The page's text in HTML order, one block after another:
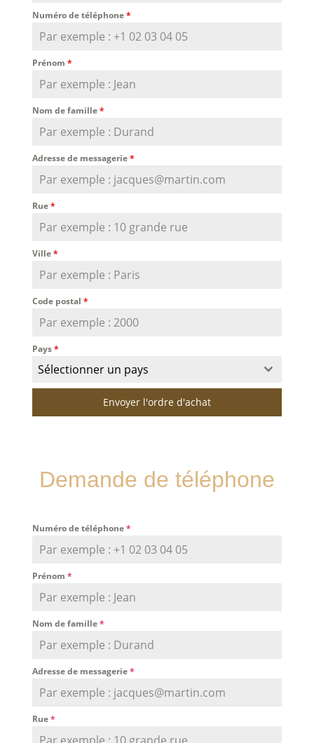
Numéro de téléphone*
Prénom *
Nom de famille*
Adresse de messagerie*
Rue*
Ville*
Code postal *
Pays*
Sélectionner un pays
Envoyer l'ordre d'achat
Demande de téléphone
Numéro de téléphone*
Prénom *
Nom de famille*
Adresse de messagerie*
Rue*